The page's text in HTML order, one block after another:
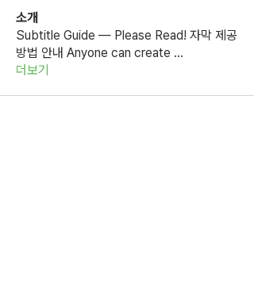
소개
Subtitle Guide — Please Read! 자막 제공
방법 안내 Anyone can create ...
더보기